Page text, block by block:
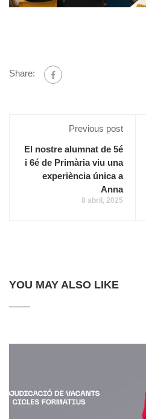
Share:
Previous post
El nostre alumnat de 5é
i 6é de Primària viu una
experiència única a
Anna
8 abril, 2025
YOU MAY ALSO LIKE